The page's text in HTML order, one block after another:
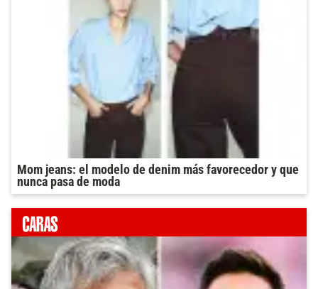
Mom jeans: el modelo de denim más favorecedor y que
nunca pasa de moda